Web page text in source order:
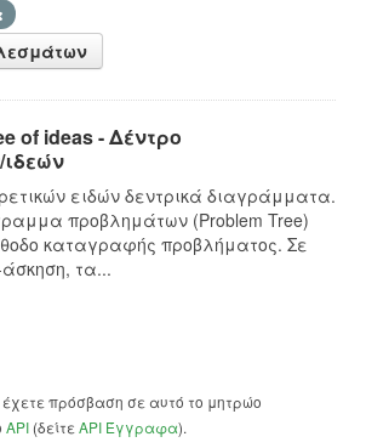
of ideas - Δέντρο
ειδών δεντρικά διαγράμματα.
προβλημάτων (Problem Tree)
καταγραφής προβλήματος. Σε
άσκηση, τα...
πρόσβαση σε αυτό το μητρώο
API (δείτε API Έγγραφα).